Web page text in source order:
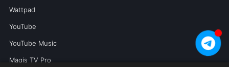
Wattpad
YouTube
YouTube Music
Magis TV Pro